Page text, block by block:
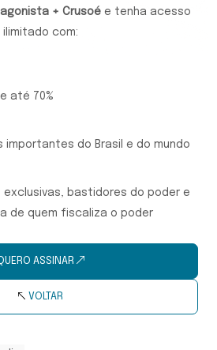
+ Crusoé e tenha acesso
ilimitado com:
até 70%
importantes do Brasil e do mundo
exclusivas, bastidores do poder e
de quem fiscaliza o poder
VOLTAR
ASSINAR